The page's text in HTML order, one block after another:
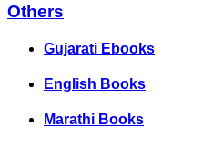
Others
Gujarati Ebooks
English Books
Marathi Books